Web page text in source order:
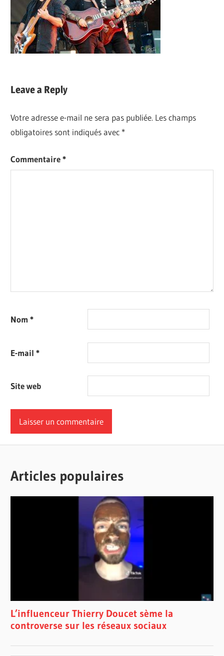
Leave a Reply
Votre adresse e-mail ne sera pas publiée. Les champs
obligatoires sont indiqués avec *
Commentaire*
Nom*
E-mail*
Site web
Articles populaires